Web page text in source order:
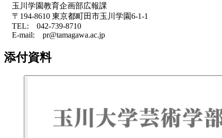
玉川学園教育企画部広報課
〒194-8610 東京都町田市玉川学園6-1-1
TEL: 042-739-8710
E-mail: pr@tamagawa.ac.jp
添付資料